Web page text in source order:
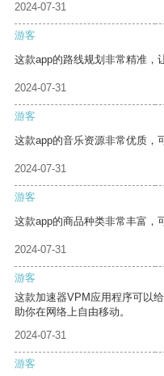
2024-07-31
游客
这款app的路线规划非常精准，
2024-07-31
游客
这款app的音乐资源非常优质，
2024-07-31
游客
这款app的商品种类非常丰富，
2024-07-31
游客
这款加速器VPM应用程序可以
助你在网络上自由移动。
2024-07-31
游客